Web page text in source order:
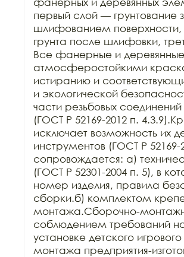
первый слой — грунтование
шлифованием поверхности,
грунта после шлифовки,
Все фанерные и
атмосферостойкими
истиранию и
и экологической
части резьбовых
(ГОСТ Р 52169-2012 п.
исключает возможность их
инструментов (ГОСТ Р 52169-
сопровождается: а)
(ГОСТ Р 52301-2004 п. 5), в
номер изделия, правила
сборки.б) комплектом
монтажа.Сборочно-
соблюдением требований
установке детского
монтажа предприятия-